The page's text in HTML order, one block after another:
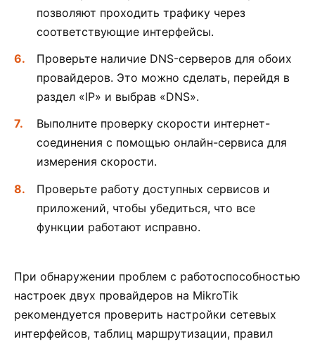
позволяют проходить трафику через
соответствующие интерфейсы.
Проверьте наличие DNS-серверов для обоих
провайдеров. Это можно сделать, перейдя в
раздел «IP» и выбрав «DNS».
Выполните проверку скорости интернет-
соединения с помощью онлайн-сервиса для
измерения скорости.
Проверьте работу доступных сервисов и
приложений, чтобы убедиться, что все
функции работают исправно.
При обнаружении проблем с работоспособностью
настроек двух провайдеров на MikroTik
рекомендуется проверить настройки сетевых
интерфейсов, таблиц маршрутизации, правил